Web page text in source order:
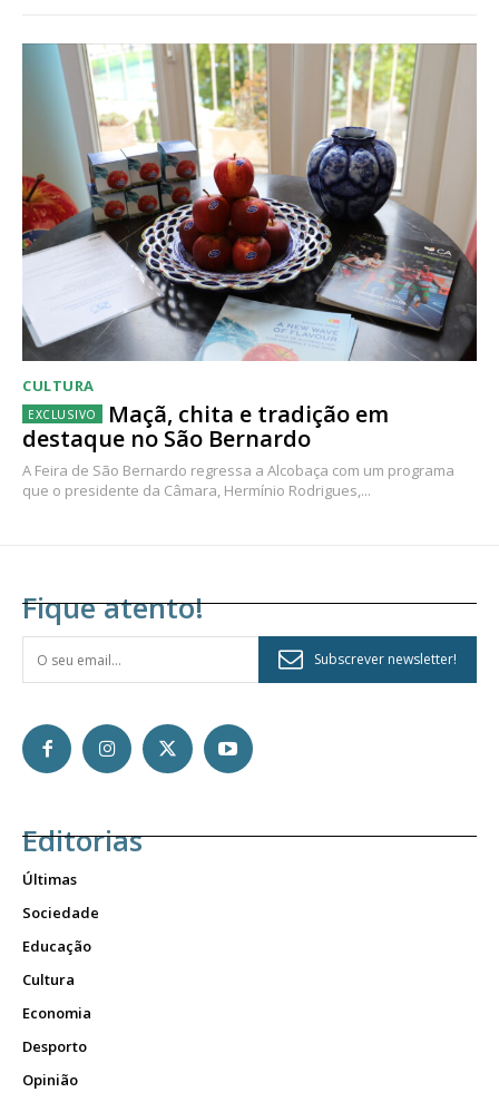
CULTURA
Maçã, chita e tradição em
destaque no São Bernardo
A Feira de São Bernardo regressa a Alcobaça com um programa
que o presidente da Câmara, Hermínio Rodrigues,...
Fique atento!
Subscrever newsletter!
Editorias
Últimas
Sociedade
Educação
Cultura
Economia
Desporto
Opinião